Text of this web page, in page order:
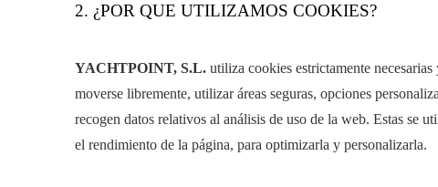
2. ¿POR QUE UTILIZAMOS COOKIES?
YACHTPOINT, S.L. utiliza cookies estrictamente
moverse libremente, utilizar áreas seguras, opciones
recogen datos relativos al análisis de uso de la web. Estas se
el rendimiento de la página, para optimizarla y personalizarla.